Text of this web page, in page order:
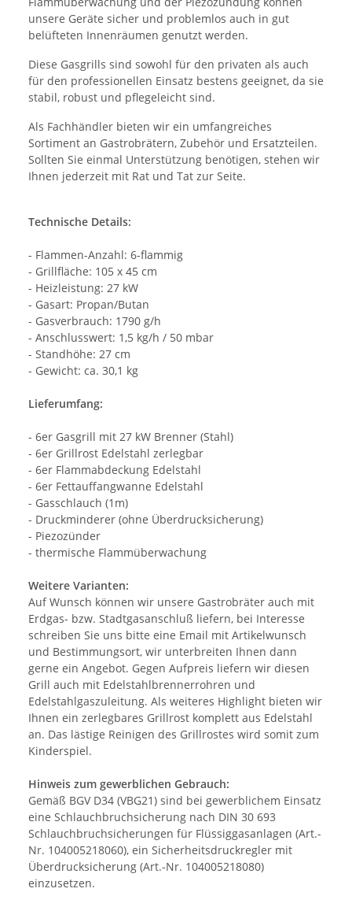
unsere Geräte sicher und problemlos auch in gut
belüfteten Innenräumen genutzt werden.
Diese Gasgrills sind sowohl für den privaten als auch
für den professionellen Einsatz bestens geeignet, da sie
stabil, robust und pflegeleicht sind.
Als Fachhändler bieten wir ein umfangreiches
Sortiment an Gastrobrätern, Zubehör und Ersatzteilen.
Sollten Sie einmal Unterstützung benötigen, stehen wir
Ihnen jederzeit mit Rat und Tat zur Seite.
Technische Details:
- Flammen-Anzahl: 6-flammig
- Grillfläche: 105 x 45 cm
- Heizleistung: 27 kW
- Gasart: Propan/Butan
- Gasverbrauch: 1790 g/h
- Anschlusswert: 1,5 kg/h / 50 mbar
- Standhöhe: 27 cm
- Gewicht: ca. 30,1 kg
Lieferumfang:
- 6er Gasgrill mit 27 kW Brenner (Stahl)
- 6er Grillrost Edelstahl zerlegbar
- 6er Flammabdeckung Edelstahl
- 6er Fettauffangwanne Edelstahl
- Gasschlauch (1m)
- Druckminderer (ohne Überdrucksicherung)
- Piezozünder
- thermische Flammüberwachung
Weitere Varianten:
Auf Wunsch können wir unsere Gastrobräter auch mit
Erdgas- bzw. Stadtgasanschluß liefern, bei Interesse
schreiben Sie uns bitte eine Email mit Artikelwunsch
und Bestimmungsort, wir unterbreiten Ihnen dann
gerne ein Angebot. Gegen Aufpreis liefern wir diesen
Grill auch mit Edelstahlbrennerrohren und
Edelstahlgaszuleitung. Als weiteres Highlight bieten wir
Ihnen ein zerlegbares Grillrost komplett aus Edelstahl
an. Das lästige Reinigen des Grillrostes wird somit zum
Kinderspiel.
Hinweis zum gewerblichen Gebrauch:
Gemäß BGV D34 (VBG21) sind bei gewerblichem Einsatz
eine Schlauchbruchsicherung nach DIN 30 693
Schlauchbruchsicherungen für Flüssiggasanlagen (Art.-
Nr. 104005218060), ein Sicherheitsdruckregler mit
Überdrucksicherung (Art.-Nr. 104005218080)
einzusetzen.